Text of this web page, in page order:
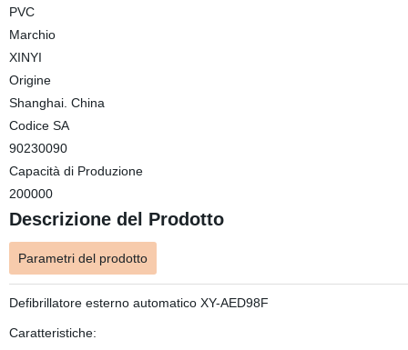
PVC
Marchio
XINYI
Origine
Shanghai. China
Codice SA
90230090
Capacità di Produzione
200000
Descrizione del Prodotto
Parametri del prodotto
Defibrillatore esterno automatico XY-AED98F
Caratteristiche: